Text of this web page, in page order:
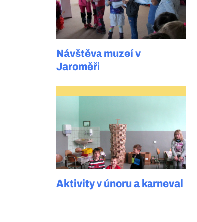
Návštěva muzeí v
Jaroměři
Aktivity v únoru a karneval